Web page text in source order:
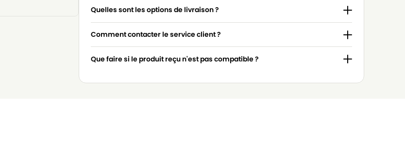
Quelles sont les options de livraison ?
Comment contacter le service client ?
Que faire si le produit reçu n'est pas compatible ?